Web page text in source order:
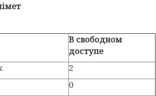
В свободном
доступе
2
0